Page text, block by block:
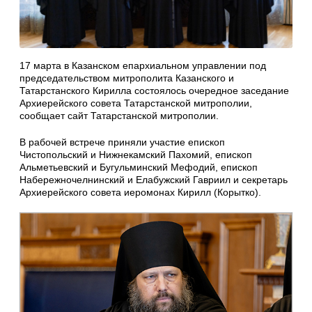
17 марта в Казанском епархиальном управлении под
председательством митрополита Казанского и
Татарстанского Кирилла состоялось очередное заседание
Архиерейского совета Татарстанской митрополии,
сообщает сайт Татарстанской митрополии.
В рабочей встрече приняли участие епископ
Чистопольский и Нижнекамский Пахомий, епископ
Альметьевский и Бугульминский Мефодий, епископ
Набережночелнинский и Елабужский Гавриил и секретарь
Архиерейского совета иеромонах Кирилл (Корытко).